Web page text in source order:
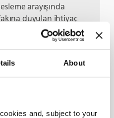
About
and, subject to your
arayışında
duyulan ihtiyaç
tarım trendinin
ortaya çıkarırken
Kaçırmak